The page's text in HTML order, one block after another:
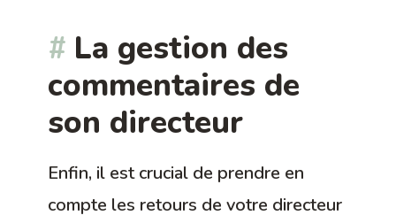
La gestion des
commentaires de
son directeur
Enfin, il est crucial de prendre en
compte les retours de votre directeur